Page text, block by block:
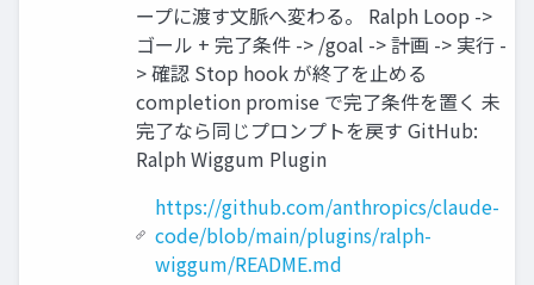
ープに渡す文脈へ変わる。 Ralph Loop ->
ゴール + 完了条件 -> /goal -> 計画 -> 実行 -
> 確認 Stop hook が終了を止める
completion promise で完了条件を置く 未
完了なら同じプロンプトを戻す GitHub:
Ralph Wiggum Plugin
https://github.com/anthropics/claude-
code/blob/main/plugins/ralph-
wiggum/README.md